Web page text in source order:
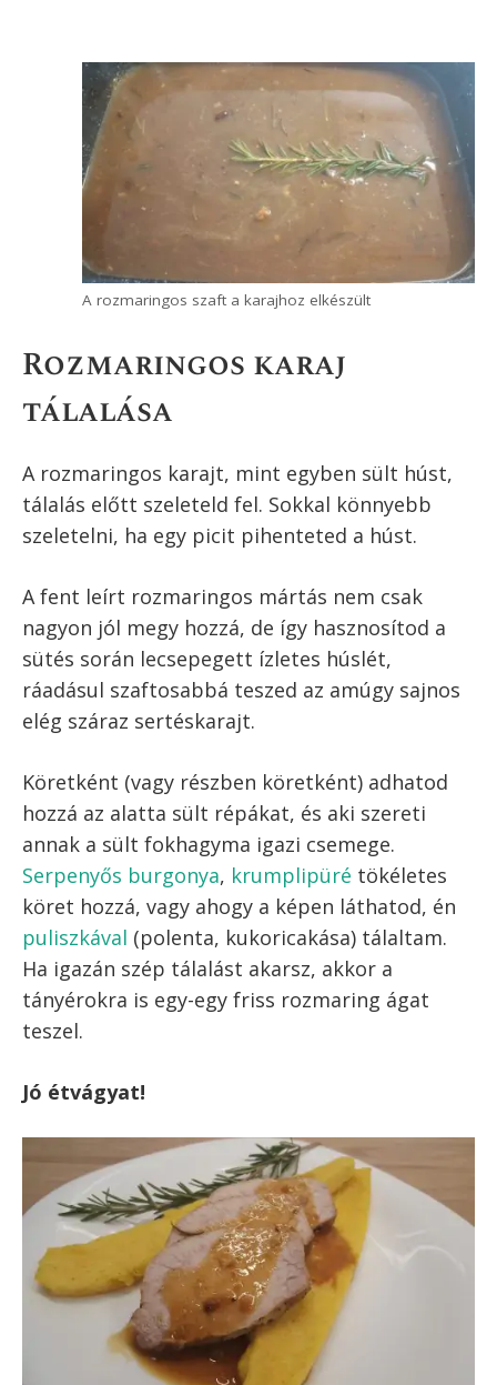
A rozmaringos szaft a karajhoz elkészült
Rozmaringos karaj
tálalása
A rozmaringos karajt, mint egyben sült húst,
tálalás előtt szeleteld fel. Sokkal könnyebb
szeletelni, ha egy picit pihenteted a húst.
A fent leírt rozmaringos mártás nem csak
nagyon jól megy hozzá, de így hasznosítod a
sütés során lecsepegett ízletes húslét,
ráadásul szaftosabbá teszed az amúgy sajnos
elég száraz sertéskarajt.
Köretként (vagy részben köretként) adhatod
hozzá az alatta sült répákat, és aki szereti
annak a sült fokhagyma igazi csemege.
Serpenyős burgonya, krumplipüré tökéletes
köret hozzá, vagy ahogy a képen láthatod, én
puliszkával (polenta, kukoricakása) tálaltam.
Ha igazán szép tálalást akarsz, akkor a
tányérokra is egy-egy friss rozmaring ágat
teszel.
Jó étvágyat!